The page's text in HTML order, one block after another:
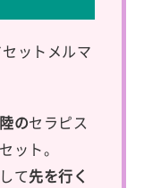
ットメルマ
のセラピス
ット。
て先を行く